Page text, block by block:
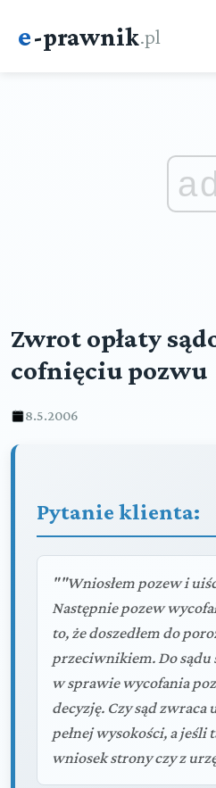
e-prawnik.pl
Zwrot opłaty
cofnięciu pozwu
8.5.2006
Pytanie klienta:
""Wniosłem pozew i
Następnie pozew
to, że doszedłem do
przeciwnikiem. Do sądu
w sprawie wycofania
decyzję. Czy sąd zwraca
pełnej wysokości, a jeśli
wniosek strony czy z